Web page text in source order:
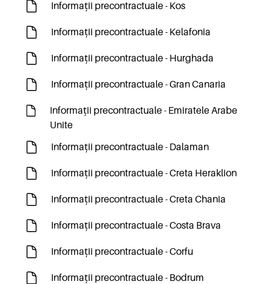
Informații precontractuale - Kos
Informații precontractuale - Kelafonia
Informații precontractuale - Hurghada
Informații precontractuale - Gran Canaria
Informații precontractuale - Emiratele Arabe
Unite
Informații precontractuale - Dalaman
Informații precontractuale - Creta Heraklion
Informații precontractuale - Creta Chania
Informații precontractuale - Costa Brava
Informații precontractuale - Corfu
Informații precontractuale - Bodrum